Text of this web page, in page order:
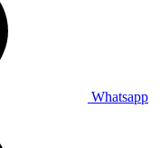
Whatsapp